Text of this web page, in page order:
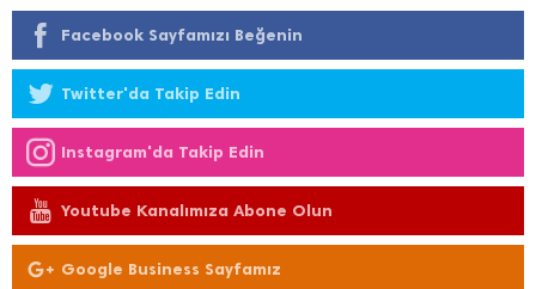
Facebook Sayfamızı Beğenin
Twitter'da Takip Edin
Instagram'da Takip Edin
Youtube Kanalımıza Abone Olun
Google Business Sayfamız